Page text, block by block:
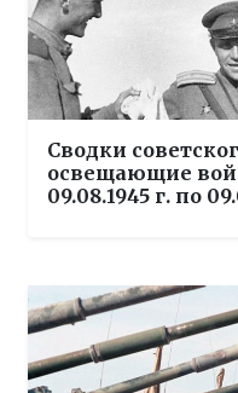
Сводки
освещающие
09.08.1945 г. по